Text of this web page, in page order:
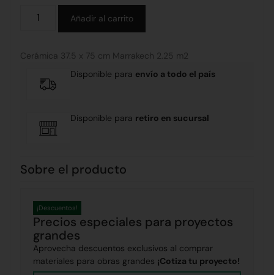
Añadir al carrito
Cerámica 37.5 x 75 cm Marrakech 2.25 m2
Disponible para envío a todo el país
Disponible para retiro en sucursal
Sobre el producto
Precios especiales para proyectos
grandes
¡Descuentos!
Aprovecha descuentos exclusivos al comprar
materiales para obras grandes ¡Cotiza tu proyecto!